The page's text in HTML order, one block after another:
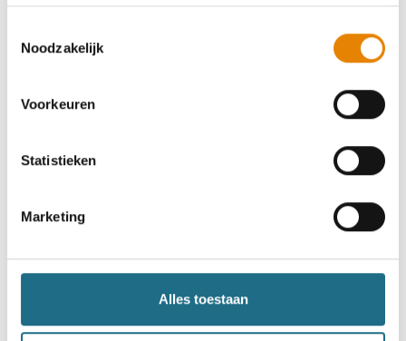
Noodzakelijk
Voorkeuren
Statistieken
Marketing
Alles toestaan
ballonvaart